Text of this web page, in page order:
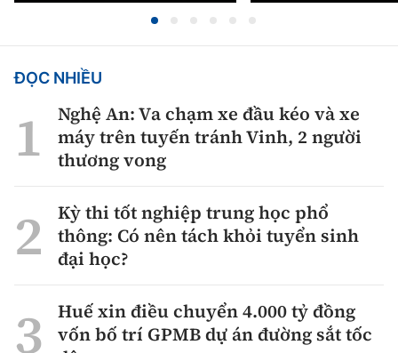
ĐỌC NHIỀU
Nghệ An: Va chạm xe đầu kéo và xe
máy trên tuyến tránh Vinh, 2 người
thương vong
Kỳ thi tốt nghiệp trung học phổ
thông: Có nên tách khỏi tuyển sinh
đại học?
Huế xin điều chuyển 4.000 tỷ đồng
vốn bố trí GPMB dự án đường sắt tốc